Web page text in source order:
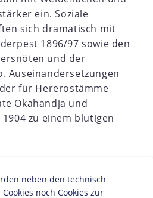
ein. Soziale
sich dramatisch mit
1896/97 sowie den
und der
Auseinandersetzungen
für Hererostämme
Okahandja und
zu einem blutigen
1874 1875 1876
neben den technisch
noch Cookies zur